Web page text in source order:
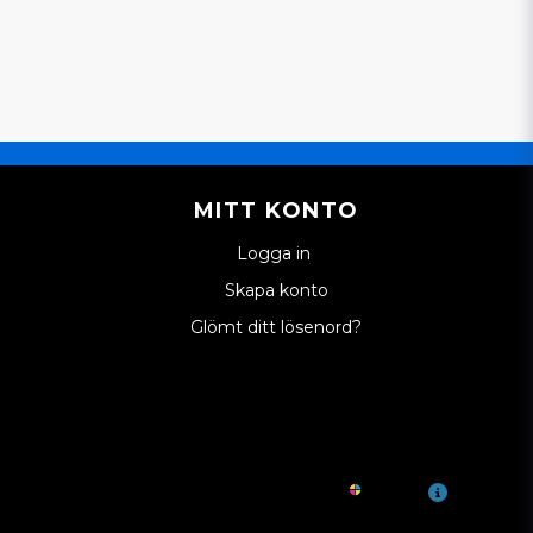
vi förklarar hur man byter ut dessa
mopedbilar i detta
sv/post/fel-vaxellage-pa-
bara att återkoppla:)
Nej, Till Bellier B8 passar istället denna
MITT KONTO
Logga in
Skapa konto
Glömt ditt lösenord?